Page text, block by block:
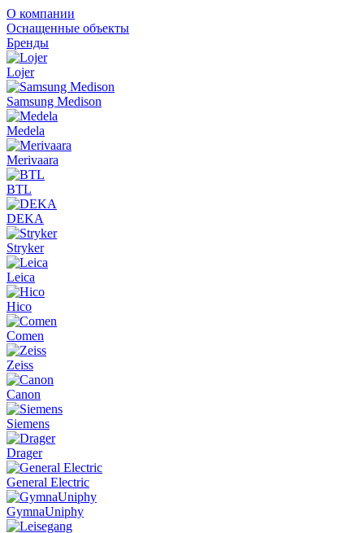
О компании
Оснащенные объекты
Бренды
Lojer
Samsung Medison
Medela
Merivaara
BTL
DEKA
Stryker
Leica
Hico
Comen
Zeiss
Canon
Siemens
Drager
General Electric
GymnaUniphy